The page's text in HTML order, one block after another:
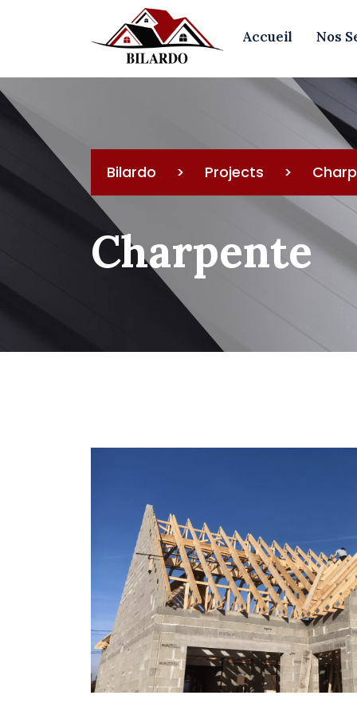
Accueil Nos
Bilardo > Projects >
Charpente